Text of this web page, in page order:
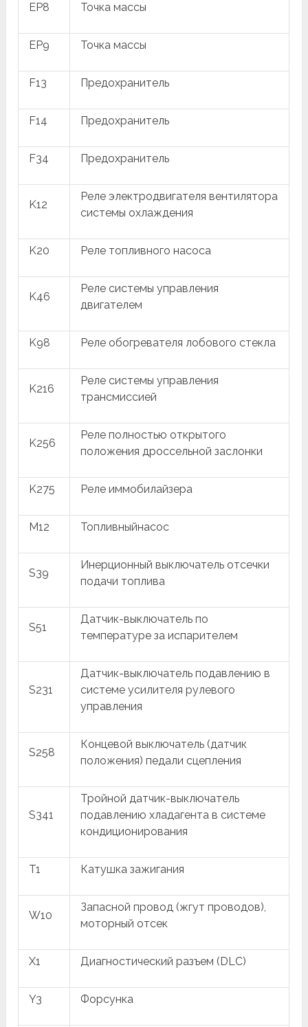
EP8 Точка массы
EP9 Точка массы
F13 Предохранитель
F14 Предохранитель
F34 Предохранитель
K12
Реле электродвигателя вентилятора
системы охлаждения
K20 Реле топливного насоса
K46
Реле системы управления
двигателем
K98 Реле обогревателя лобового стекла
K216
Реле системы управления
трансмиссией
K256
Реле полностью открытого
положения дроссельной заслонки
K275 Реле иммобилайзера
M12 Топливныйнасос
S39
Инерционный выключатель отсечки
подачи топлива
S51
Датчик-выключатель по
температуре за испарителем
S231
Датчик-выключатель подавлению в
системе усилителя рулевого
управления
S258
Концевой выключатель (датчик
положения) педали сцепления
S341
Тройной датчик-выключатель
подавлению хладагента в системе
кондиционирования
T1 Катушка зажигания
W10
Запасной провод (жгут проводов),
моторный отсек
X1 Диагностический разъем (DLC)
Y3 Форсунка